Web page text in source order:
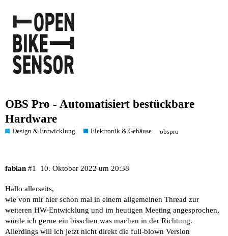
OBS Pro - Automatisiert bestückbare
Hardware
Design & Entwicklung Elektronik & Gehäuse obspro
fabian 10. Oktober 2022 um 20:38
#1
Hallo allerseits,
wie von mir hier schon mal in einem allgemeinen Thread zur
weiteren HW-Entwicklung und im heutigen Meeting angesprochen,
würde ich gerne ein bisschen was machen in der Richtung.
Allerdings will ich jetzt nicht direkt die full-blown Version